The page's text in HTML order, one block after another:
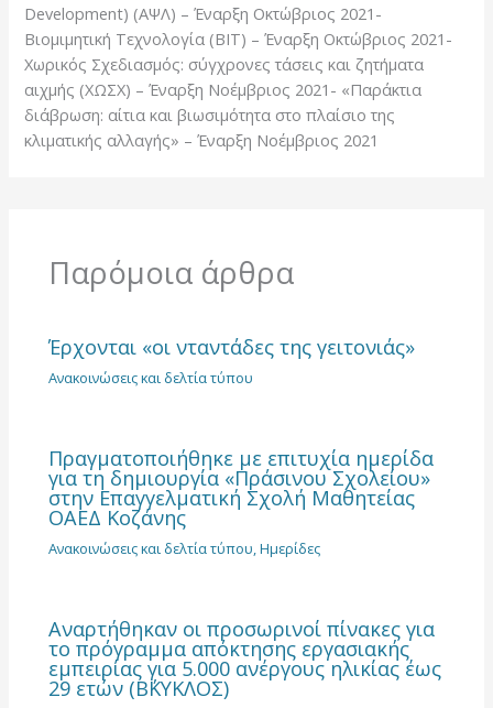
Development) (ΑΨΛ) – Έναρξη Οκτώβριος 2021-
Βιομιμητική Τεχνολογία (ΒΙΤ) – Έναρξη Οκτώβριος 2021-
Χωρικός Σχεδιασμός: σύγχρονες τάσεις και ζητήματα
αιχμής (ΧΩΣΧ) – Έναρξη Νοέμβριος 2021- «Παράκτια
διάβρωση: αίτια και βιωσιμότητα στο πλαίσιο της
κλιματικής αλλαγής» – Έναρξη Νοέμβριος 2021
Παρόμοια άρθρα
Έρχονται «οι νταντάδες της γειτονιάς»
Ανακοινώσεις και δελτία τύπου
Πραγματοποιήθηκε με επιτυχία ημερίδα
για τη δημιουργία «Πράσινου Σχολείου»
στην Επαγγελματική Σχολή Μαθητείας
ΟΑΕΔ Κοζάνης
Ανακοινώσεις και δελτία τύπου,Ημερίδες
Αναρτήθηκαν οι προσωρινοί πίνακες για
το πρόγραμμα απόκτησης εργασιακής
εμπειρίας για 5.000 ανέργους ηλικίας έως
29 ετών (Β΄ΚΥΚΛΟΣ)